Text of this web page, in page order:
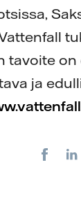
tavoite
ja